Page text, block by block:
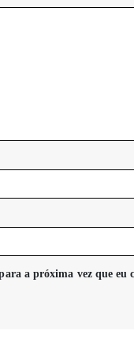
a próxima vez que eu